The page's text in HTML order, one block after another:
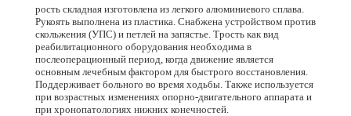
рость складная изготовлена из легкого алюминиевого сплава.
Рукоять выполнена из пластика. Снабжена устройством против
скольжения (УПС) и петлей на запястье. Трость как вид
реабилитационного оборудования необходима в
послеоперационный период, когда движение является
основным лечебным фактором для быстрого восстановления.
Поддерживает больного во время ходьбы. Также используется
при возрастных изменениях опорно-двигательного аппарата и
при хронопатологиях нижних конечностей.